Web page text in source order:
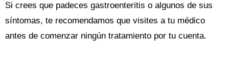
Si crees que padeces gastroenteritis o algunos de sus
síntomas, te recomendamos que visites a tu médico
antes de comenzar ningún tratamiento por tu cuenta.